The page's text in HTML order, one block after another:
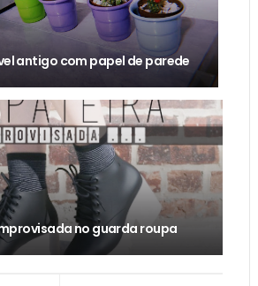
antigo com papel de parede
no guarda roupa